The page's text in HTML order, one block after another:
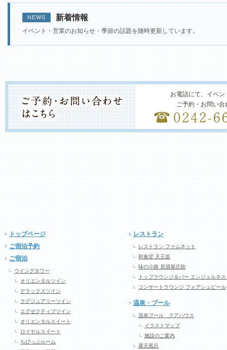
NEWS 新着情報
イベント・営業のお知らせ・季節の話題を随時更新しています。
お電話にて、イベ
ご予約・お問い
トップページ
ご宿泊予約
ご宿泊
ウイングタワー
オリエンタルツイン
デラックスツイン
ラグジュアリーツイン
エグゼクティブツイン
オリエンタルスイート
ロイヤルスイート
ちびっぷルーム
レストラン
レストラン ファムネット
和食堂 天王坂
味の小路 居酒屋庄助
トップラウンジ＆バー エンジェルネス
コンサートラウンジ フォアシュピール
温泉・プール
温泉プール クアハウス
イラストマップ
施設のご案内
露天風呂